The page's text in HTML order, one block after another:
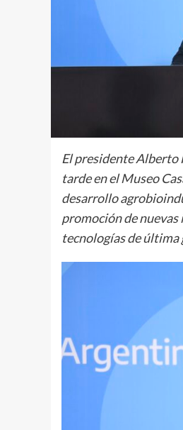
El presidente Alberto
tarde en el Museo
desarrollo
promoción de
tecnologías de última